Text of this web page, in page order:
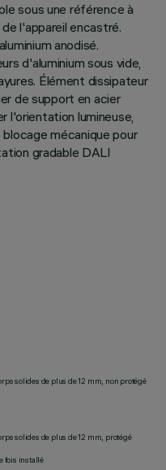
sous une référence à
l'appareil encastré.
anodisé.
d'aluminium sous vide,
Élément dissipateur
de support en acier
l'orientation lumineuse,
mécanique pour
gradable DALI
solides de plus de 12 mm, non protégé
solides de plus de 12 mm, protégé
fois installé